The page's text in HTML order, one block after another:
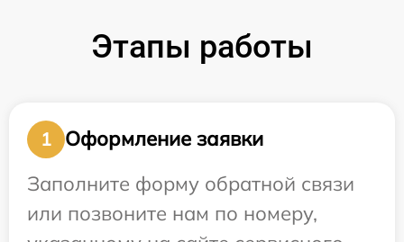
Этапы работы
1
Оформление заявки
Заполните форму обратной связи
или позвоните нам по номеру,